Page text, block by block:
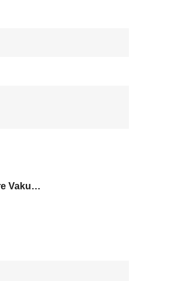
Fettgeschmierte molekulare Vakuumpumpe